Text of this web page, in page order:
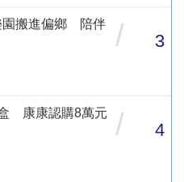
園搬進偏鄉 陪伴
/ 3
康康認購8萬元
/ 4